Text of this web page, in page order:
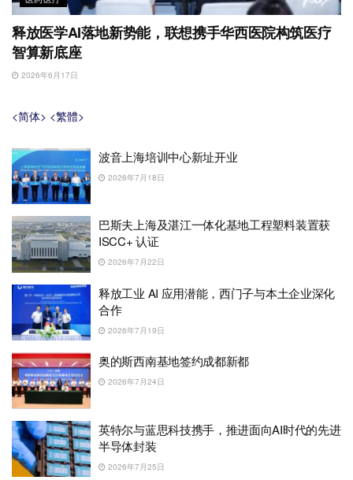
释放医学AI落地新势能，联想携手华西医院构筑医疗
智算新底座
2026年6月17日
<简体> <繁體>
波音上海培训中心新址开业
2026年7月18日
巴斯夫上海及湛江一体化基地工程塑料装置获
ISCC+ 认证
2026年7月22日
释放工业 AI 应用潜能，西门子与本土企业深化
合作
2026年7月19日
奥的斯西南基地签约成都新都
2026年7月24日
英特尔与蓝思科技携手，推进面向AI时代的先进
半导体封装
2026年7月25日